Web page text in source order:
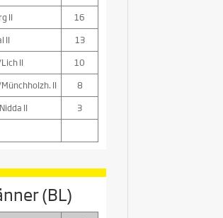
II
16
II
13
II
10
II
8
II
3
(BL)